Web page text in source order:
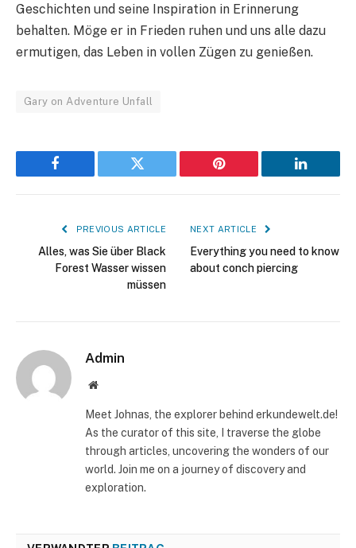
Geschichten und seine Inspiration in Erinnerung
behalten. Möge er in Frieden ruhen und uns alle dazu
ermutigen, das Leben in vollen Zügen zu genießen.
Gary on Adventure Unfall
Facebook Twitter Pinterest LinkedIn
PREVIOUS ARTICLE
Alles, was Sie über Black
Forest Wasser wissen
müssen
NEXT ARTICLE
Everything you need to know
about conch piercing
Admin
Website
Meet Johnas, the explorer behind erkundewelt.de!
As the curator of this site, I traverse the globe
through articles, uncovering the wonders of our
world. Join me on a journey of discovery and
exploration.